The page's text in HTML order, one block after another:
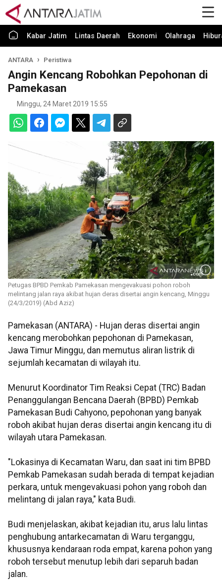
Kabar Jatim Lintas Daerah Ekonomi Olahraga
ANTARA Peristiwa
Angin Kencang Robohkan Pepohonan di
Pamekasan
Minggu, 24 Maret 2019 15:55
Petugas BPBD Pemkab Pamekasan mengevakuasi pohon roboh
melintang jalan raya akibat hujan deras disertai angin kencang, Minggu
(24/3/2019) (Abd Aziz)
Pamekasan (ANTARA) - Hujan deras disertai angin
kencang merobohkan pepohonan di Pamekasan,
Jawa Timur Minggu, dan memutus aliran listrik di
sejumlah kecamatan di wilayah itu.
Menurut Koordinator Tim Reaksi Cepat (TRC) Badan
Penanggulangan Bencana Daerah (BPBD) Pemkab
Pamekasan Budi Cahyono, pepohonan yang banyak
roboh akibat hujan deras disertai angin kencang itu di
wilayah utara Pamekasan.
"Lokasinya di Kecamatan Waru, dan saat ini tim BPBD
Pemkab Pamekasan sudah berada di tempat kejadian
perkara, untuk mengevakuasi pohon yang roboh dan
melintang di jalan raya," kata Budi.
Budi menjelaskan, akibat kejadian itu, arus lalu lintas
penghubung antarkecamatan di Waru terganggu,
khususnya kendaraan roda empat, karena pohon yang
roboh tersebut menutup lebih dari separuh badan
jalan.